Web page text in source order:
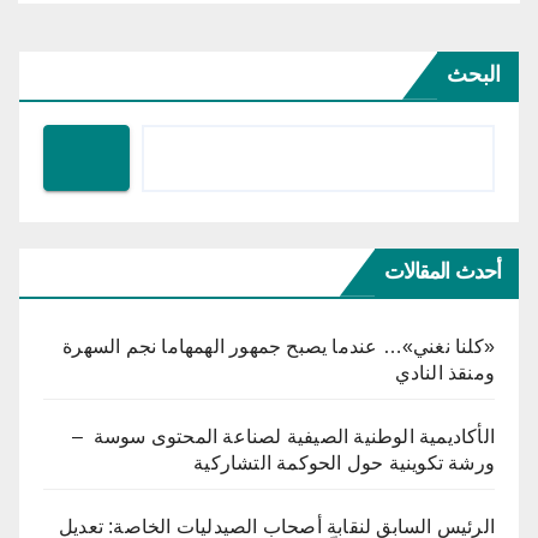
البحث
أحدث المقالات
«كلنا نغني»… عندما يصبح جمهور الهمهاما نجم السهرة
ومنقذ النادي
الأكاديمية الوطنية الصيفية لصناعة المحتوى سوسة –
ورشة تكوينية حول الحوكمة التشاركية
الرئيس السابق لنقابة أصحاب الصيدليات الخاصة: تعديل